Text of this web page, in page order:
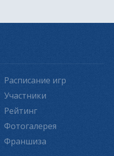
Расписание игр
Участники
Рейтинг
Фотогалерея
Франшиза